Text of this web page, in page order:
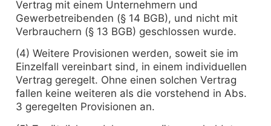
Vertrag mit einem Unternehmern und
Gewerbetreibenden (§ 14 BGB), und nicht mit
Verbrauchern (§ 13 BGB) geschlossen wurde.
(4) Weitere Provisionen werden, soweit sie im
Einzelfall vereinbart sind, in einem individuellen
Vertrag geregelt. Ohne einen solchen Vertrag
fallen keine weiteren als die vorstehend in Abs.
3 geregelten Provisionen an.